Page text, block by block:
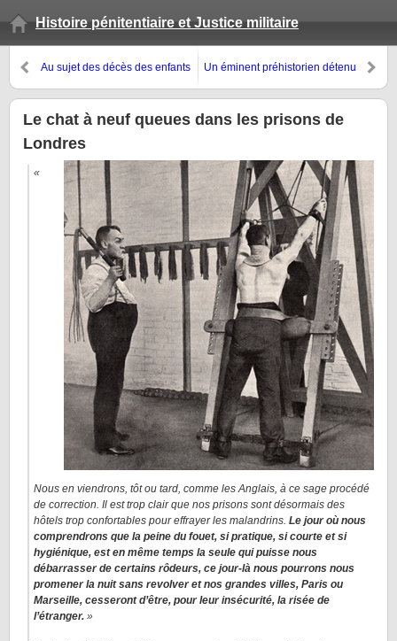
Histoire pénitentiaire et Justice militaire
Au sujet des décès des enfants
pénitentiaire de Mettray en
Touraine
Un éminent préhistorien détenu
Cheynier
Le chat à neuf queues dans les prisons de
Londres
«
Nous en viendrons, tôt ou tard, comme les Anglais, à ce sage procédé
de correction. Il est trop clair que nos prisons sont désormais des
hôtels trop confortables pour effrayer les malandrins. Le jour où nous
comprendrons que la peine du fouet, si pratique, si courte et si
hygiénique, est en même temps la seule qui puisse nous
débarrasser de certains rôdeurs, ce jour-là nous pourrons nous
promener la nuit sans revolver et nos grandes villes, Paris ou
Marseille, cesseront d’être, pour leur insécurité, la risée de
l’étranger. »